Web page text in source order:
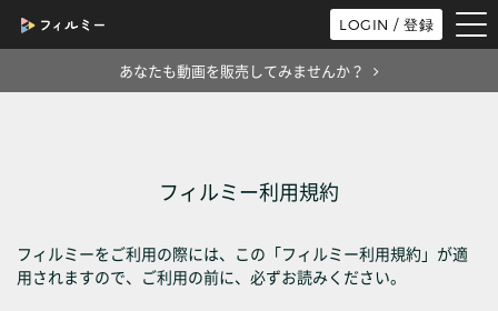
LOGIN / 登録
あなたも動画を販売してみませんか？
フィルミー利用規約
フィルミーをご利用の際には、この「フィルミー利用規約」が適
用されますので、ご利用の前に、必ずお読みください。